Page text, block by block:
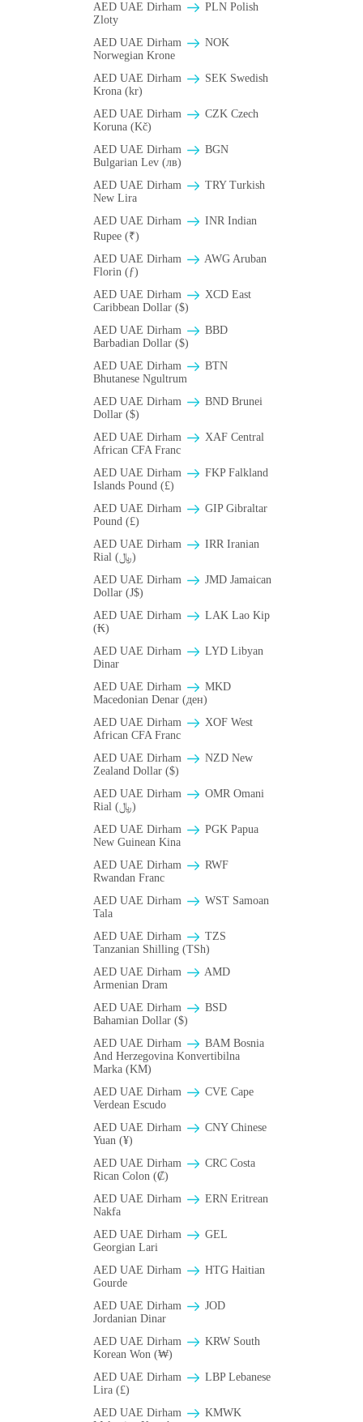
AED UAE Dirham
PLN Polish
Zloty
AED UAE Dirham
NOK
Norwegian Krone
AED UAE Dirham
SEK Swedish
Krona (kr)
AED UAE Dirham
CZK Czech
Koruna (Kč)
AED UAE Dirham
BGN
Bulgarian Lev (лв)
AED UAE Dirham
TRY Turkish
New Lira
AED UAE Dirham
INR Indian
Rupee (₹)
AED UAE Dirham
AWG Aruban
Florin (ƒ)
AED UAE Dirham
XCD East
Caribbean Dollar ($)
AED UAE Dirham
BBD
Barbadian Dollar ($)
AED UAE Dirham
BTN
Bhutanese Ngultrum
AED UAE Dirham
BND Brunei
Dollar ($)
AED UAE Dirham
XAF Central
African CFA Franc
AED UAE Dirham
FKP Falkland
Islands Pound (£)
AED UAE Dirham
GIP Gibraltar
Pound (£)
AED UAE Dirham
IRR Iranian
Rial (﷼)
AED UAE Dirham
JMD Jamaican
Dollar (J$)
AED UAE Dirham
LAK Lao Kip
(₭)
AED UAE Dirham
LYD Libyan
Dinar
AED UAE Dirham
MKD
Macedonian Denar (ден)
AED UAE Dirham
XOF West
African CFA Franc
AED UAE Dirham
NZD New
Zealand Dollar ($)
AED UAE Dirham
OMR Omani
Rial (﷼)
AED UAE Dirham
PGK Papua
New Guinean Kina
AED UAE Dirham
RWF
Rwandan Franc
AED UAE Dirham
WST Samoan
Tala
AED UAE Dirham
TZS
Tanzanian Shilling (TSh)
AED UAE Dirham
AMD
Armenian Dram
AED UAE Dirham
BSD
Bahamian Dollar ($)
AED UAE Dirham
BAM Bosnia
And Herzegovina Konvertibilna
Marka (KM)
AED UAE Dirham
CVE Cape
Verdean Escudo
AED UAE Dirham
CNY Chinese
Yuan (¥)
AED UAE Dirham
CRC Costa
Rican Colon (₡)
AED UAE Dirham
ERN Eritrean
Nakfa
AED UAE Dirham
GEL
Georgian Lari
AED UAE Dirham
HTG Haitian
Gourde
AED UAE Dirham
JOD
Jordanian Dinar
AED UAE Dirham
KRW South
Korean Won (₩)
AED UAE Dirham
LBP Lebanese
Lira (£)
AED UAE Dirham
ΚMWK